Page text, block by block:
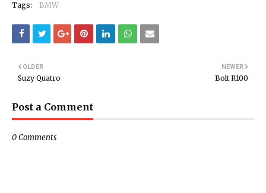
Tags: BMW
NEWER
Bolt R100
OLDER
Suzy Quatro
Post a Comment
0 Comments